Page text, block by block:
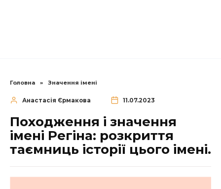
Головна » Значення імені
Анастасія Єрмакова 11.07.2023
Походження і значення
імені Регіна: розкриття
таємниць історії цього імені.